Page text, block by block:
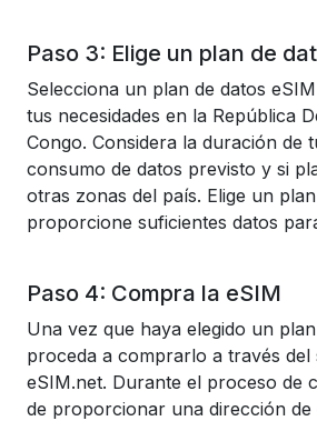
Paso 3: Elige un plan de
Selecciona un plan de datos
tus necesidades en la República
Congo. Considera la duración de
consumo de datos previsto y si
otras zonas del país. Elige un
proporcione suficientes datos
Paso 4: Compra la eSIM
Una vez que haya elegido un
proceda a comprarlo a través del
eSIM.net. Durante el proceso de
de proporcionar una dirección